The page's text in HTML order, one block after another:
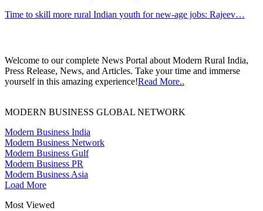
Time to skill more rural Indian youth for new-age jobs: Rajeev…
Welcome to our complete News Portal about Modern Rural India,
Press Release, News, and Articles. Take your time and immerse
yourself in this amazing experience!Read More..
MODERN BUSINESS GLOBAL NETWORK
Modern Business India
Modern Business Network
Modern Business Gulf
Modern Business PR
Modern Business Asia
Load More
Most Viewed